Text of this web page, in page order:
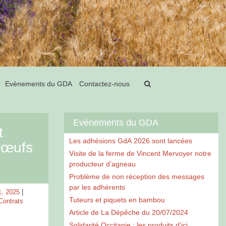
Evènements du GDA Contactez-nous
œufs
2025
Evènements du GDA
Les adhésions GdA 2026 sont lancées
Visite de la ferme de Vincent Mervoyer notre
producteur d’agneau
Problème de non réception des messages
par les adhérents
Tuteurs et piquets en bambou
Article de La Dépêche du 20/07/2024